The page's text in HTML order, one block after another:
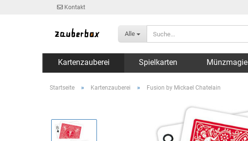
Kontakt
Alle
Kartenzauberei Spielkarten Münzmagie
Startseite » Kartenzauberei » Fusion by Mickael Chatelain